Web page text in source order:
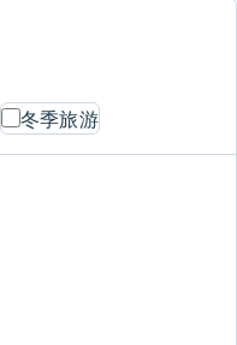
冬季旅游